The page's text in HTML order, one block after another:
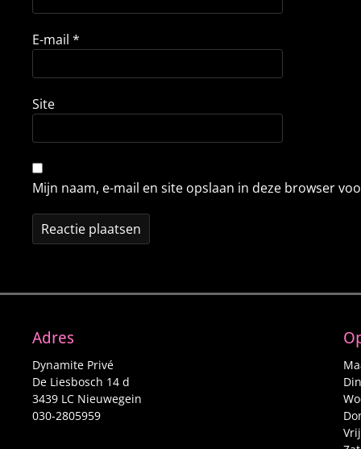
E-mail *
Site
Mijn naam, e-mail en site opslaan in deze browser
Adres
Dynamite Privé
De Liesbosch 14 d
3439 LC Nieuwegein
030-2805959